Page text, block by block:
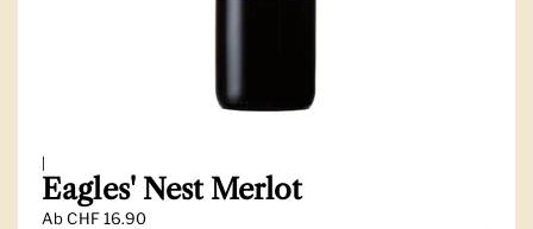
|
Eagles' Nest Merlot
AbCHF 16.90